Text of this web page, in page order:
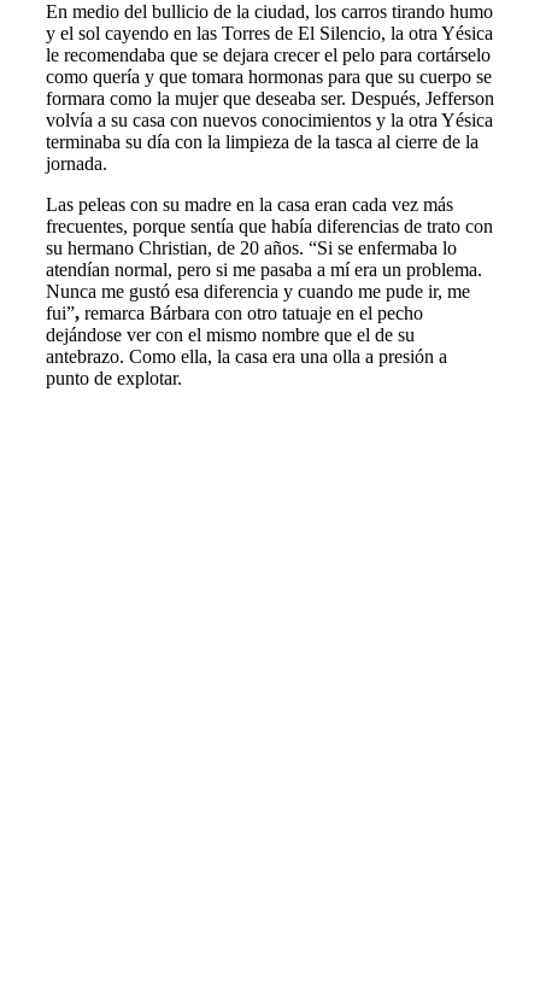
En medio del bullicio de la ciudad, los carros tirando humo
y el sol cayendo en las Torres de El Silencio, la otra Yésica
le recomendaba que se dejara crecer el pelo para cortárselo
como quería y que tomara hormonas para que su cuerpo se
formara como la mujer que deseaba ser. Después, Jefferson
volvía a su casa con nuevos conocimientos y la otra Yésica
terminaba su día con la limpieza de la tasca al cierre de la
jornada.
Las peleas con su madre en la casa eran cada vez más
frecuentes, porque sentía que había diferencias de trato con
su hermano Christian, de 20 años. “Si se enfermaba lo
atendían normal, pero si me pasaba a mí era un problema.
Nunca me gustó esa diferencia y cuando me pude ir, me
fui”, remarca Bárbara con otro tatuaje en el pecho
dejándose ver con el mismo nombre que el de su
antebrazo. Como ella, la casa era una olla a presión a
punto de explotar.